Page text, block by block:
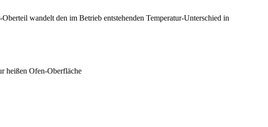
wandelt den im Betrieb entstehenden Temperatur-Unterschied in
heißen Ofen-Oberfläche